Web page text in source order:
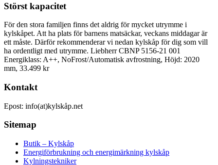
Störst kapacitet
För den stora familjen finns det aldrig för mycket utrymme i
kylskåpet. Att ha plats för barnens matsäckar, veckans middagar är
ett måste. Därför rekommenderar vi nedan kylskåp för dig som vill
ha ordentligt med utrymme. Liebherr CBNP 5156-21 001
Energiklass: A++, NoFrost/Automatisk avfrostning, Höjd: 2020
mm, 33.499 kr
Kontakt
Epost: info(at)kylskåp.net
Sitemap
Butik – Kylskåp
Energiförbrukning och energimärkning kylskåp
Kylningstekniker